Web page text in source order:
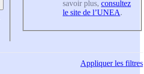
savoir plus, consultez
le site de l’UNEA.
Appliquerles filtres